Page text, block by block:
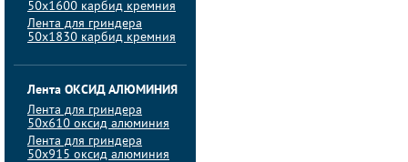
50х1600 карбид кремния
Лента для гриндера
50х1830 карбид кремния
Лента ОКСИД АЛЮМИНИЯ
Лента для гриндера
50х610 оксид алюминия
Лента для гриндера
50х915 оксид алюминия